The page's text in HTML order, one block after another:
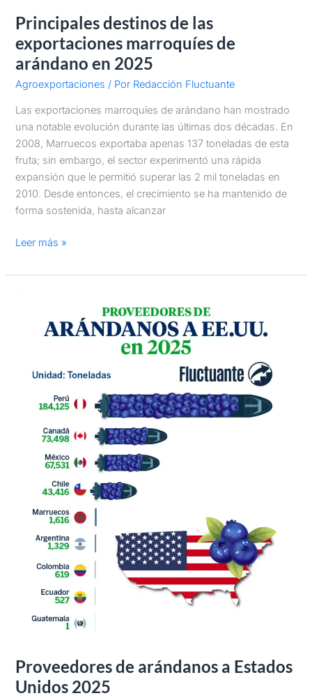
Principales destinos de las
exportaciones marroquíes de
arándano en 2025
Agroexportaciones / Por Redacción Fluctuante
Las exportaciones marroquíes de arándano han mostrado
una notable evolución durante las últimas dos décadas. En
2008, Marruecos exportaba apenas 137 toneladas de esta
fruta; sin embargo, el sector experimentó una rápida
expansión que le permitió superar las 2 mil toneladas en
2010. Desde entonces, el crecimiento se ha mantenido de
forma sostenida, hasta alcanzar
Leer más »
Proveedores de arándanos a Estados
Unidos 2025
arándanos
Unidos